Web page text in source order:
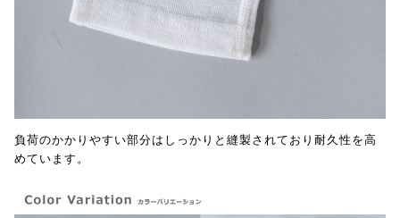
負荷のかかりやすい部分はしっかりと縫製されており耐久性を高
めています。